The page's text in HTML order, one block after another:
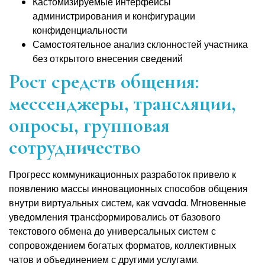
администрирования и конфигурации
конфиденциальности
Самостоятельное анализ склонностей участника
без открытого внесения сведений
Рост средств общения:
мессенджеры, трансляции,
опросы, групповая
сотрудничество
Прогресс коммуникационных разработок привело к
появлению массы инновационных способов общения
внутри виртуальных систем, как vavada. Мгновенные
уведомления трансформировались от базового
текстового обмена до универсальных систем с
сопровождением богатых форматов, коллективных
чатов и объединением с другими услугами.